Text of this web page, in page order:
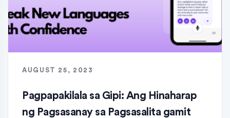
AUGUST 25, 2023
Pagpapakilala sa Gipi: Ang Hinaharap
ng Pagsasanay sa Pagsasalita gamit